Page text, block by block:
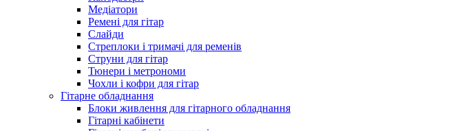
Медіатори
Ремені для гітар
Слайди
Стреплоки і тримачі для ременів
Струни для гітар
Тюнери і метрономи
Чохли і кофри для гітар
Гітарне обладнання
Блоки живлення для гітарного обладнання
Гітарні кабінети